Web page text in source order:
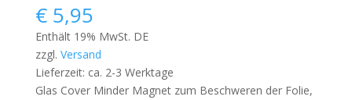
€5,95
Enthält 19% MwSt. DE
zzgl. Versand
Lieferzeit: ca. 2-3 Werktage
Glas Cover Minder Magnet zum Beschweren der Folie,